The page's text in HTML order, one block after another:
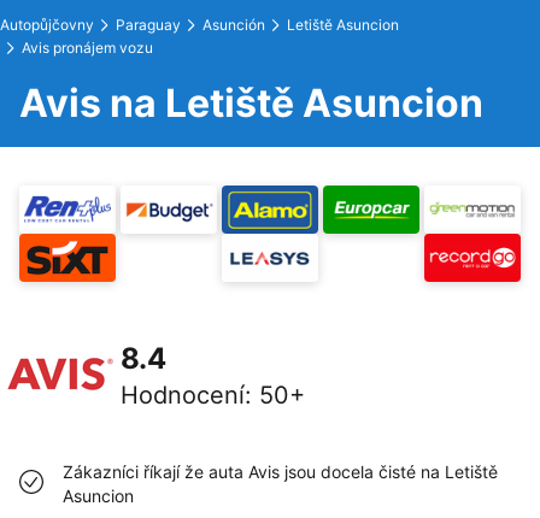
Autopůjčovny Paraguay Asunción
Letiště Asuncion
Avis pronájem vozu
Avis na Letiště Asuncion
8.4
Hodnocení: 50+
Zákazníci říkají že auta Avis jsou docela čisté na Letiště
Asuncion